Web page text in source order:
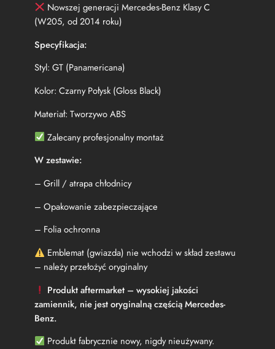
e
C
a
n
P
ł
y
s
k
1
-
0
1
Nowszej generacji Mercedes-Benz Klasy C
(W205, od 2014 roku)
Specyfikacja:
Styl: GT (Panamericana)
Kolor: Czarny Połysk (Gloss Black)
Materiał: Tworzywo ABS
Zalecany profesjonalny montaż
W zestawie:
– Grill / atrapa chłodnicy
– Opakowanie zabezpieczające
– Folia ochronna
Emblemat (gwiazda) nie wchodzi w skład zestawu
– należy przełożyć oryginalny
Produkt aftermarket – wysokiej jakości
zamiennik, nie jest oryginalną częścią Mercedes-
Benz.
Produkt fabrycznie nowy, nigdy nieużywany.